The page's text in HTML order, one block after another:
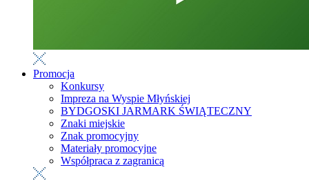
Promocja
Konkursy
Impreza na Wyspie Młyńskiej
BYDGOSKI JARMARK ŚWIĄTECZNY
Znaki miejskie
Znak promocyjny
Materiały promocyjne
Współpraca z zagranicą